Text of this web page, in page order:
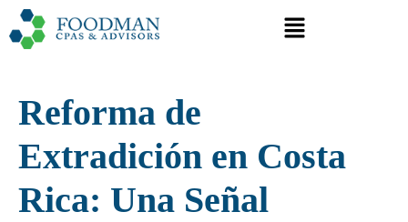
Reforma de
Extradición en Costa
Rica: Una Señal